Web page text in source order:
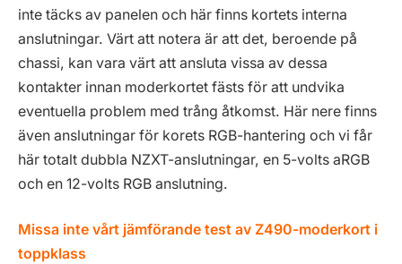
inte täcks av panelen och här finns kortets interna
anslutningar. Värt att notera är att det, beroende på
chassi, kan vara värt att ansluta vissa av dessa
kontakter innan moderkortet fästs för att undvika
eventuella problem med trång åtkomst. Här nere finns
även anslutningar för korets RGB-hantering och vi får
här totalt dubbla NZXT-anslutningar, en 5-volts aRGB
och en 12-volts RGB anslutning.
Missa inte vårt jämförande test av Z490-moderkort i
toppklass